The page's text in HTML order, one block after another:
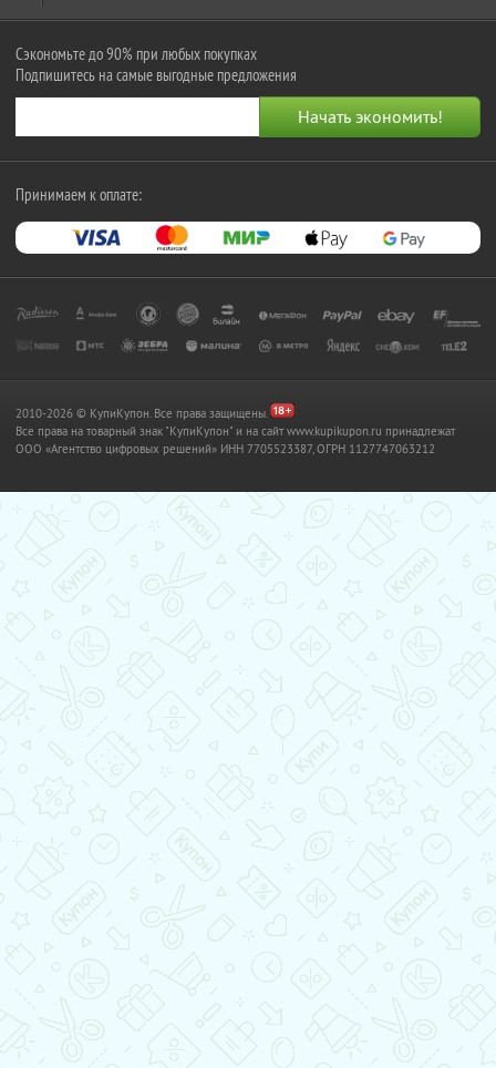
Сэкономьте до 90% при любых покупках
Подпишитесь на самые выгодные предложения
Принимаем к оплате:
2010-2026 © КупиКупон. Все права защищены.
Все права на товарный знак "КупиКупон" и на сайт www.kupikupon.ru принадлежат
OOO «Агентство цифровых решений» ИНН 7705523387, ОГРН 1127747063212